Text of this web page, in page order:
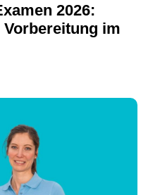
2026:
im